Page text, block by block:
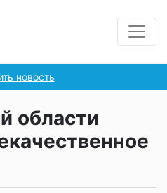
новость
области